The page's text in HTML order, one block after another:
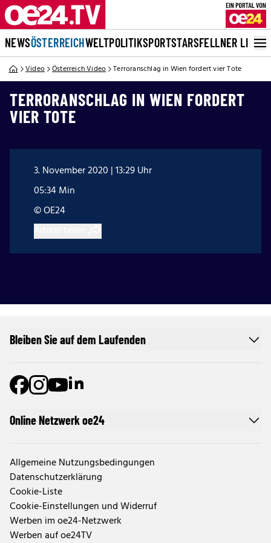
NEWSÖSTERREICHWELTPOLITIKSPORTSTARSFELLNER LIVE
Video Österreich Video Terroranschlag in Wien fordert vier Tote
TERRORANSCHLAG IN WIEN FORDERT
VIER TOTE
3. November 2020 | 13:29 Uhr
05:34 Min
© OE24
Online Netzwerk oe24
Allgemeine Nutzungsbedingungen
Datenschutzerklärung
Cookie-Liste
Cookie-Einstellungen und Widerruf
Werben im oe24-Netzwerk
Werben auf oe24TV
Bleiben Sie auf dem Laufenden